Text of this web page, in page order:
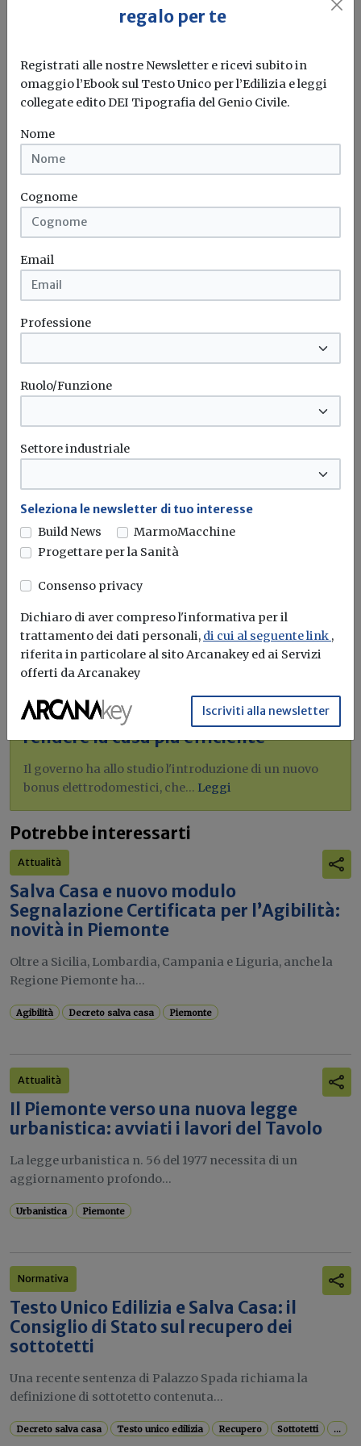
LEGNOSE, COSA SONO. I generatori di
caminetti aperti, camini chiusi - inserti
a legna, stufe a legna, cucine a legna,
stufe ad accumulo, stufe, inserti e cucine
a pellet – termostufe, e caldaie con
alimentazione a pellet o a cippato.
Caldaie a biomassa
Idrogeno verde, una soluzione per
l'energia del futuro. Ma oggi è ancora
troppo caro
L'obiettivo crescita sostenibile è raggiungibile
attraverso l'utilizzo dell'idrogeno verde. Ma al
momento...Leggi
Bonus elettrodomestici green,
spunta il nuovo contributo per
rendere la casa più efficiente
Il governo ha allo studio l'introduzione di un nuovo
bonus elettrodomestici, che... Leggi
Potrebbe interessarti
Attualità
Salva Casa e nuovo modulo
Segnalazione Certificata per l’Agibilità:
novità in Piemonte
Oltre a Sicilia, Lombardia, Campania e Liguria, anche la
Regione Piemonte ha...
Agibilità Decreto salva casa Piemonte
Attualità
Il Piemonte verso una nuova legge
urbanistica: avviati i lavori del Tavolo
La legge urbanistica n. 56 del 1977 necessita di un
aggiornamento profondo...
Urbanistica Piemonte
Normativa
Testo Unico Edilizia e Salva Casa: il
Consiglio di Stato sul recupero dei
sottotetti
Una recente sentenza di Palazzo Spada richiama la
definizione di sottotetto contenuta...
Decreto salva casa Testo unico edilizia Recupero Sottotetti ...
regalo per te
Registrati alle nostre Newsletter e ricevi subito in
omaggio l’Ebook sul Testo Unico per l’Edilizia e leggi
collegate edito DEI Tipografia del Genio Civile.
Nome
Cognome
Email
Professione
Ruolo/Funzione
Settore industriale
Seleziona le newsletter di tuo interesse
Build News
MarmoMacchine
Progettare per la Sanità
Consenso privacy
Dichiaro di aver compreso l'informativa per il
trattamento dei dati personali, di cui al seguente link ,
riferita in particolare al sito Arcanakey ed ai Servizi
offerti da Arcanakey
Iscriviti alla newsletter